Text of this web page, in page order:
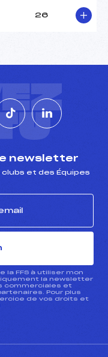
C-D- – – –
26
newsletter
clubs et des Équipes
la FFS à utiliser mon
la newsletter
commerciales et
Pour plus
de vos droits et